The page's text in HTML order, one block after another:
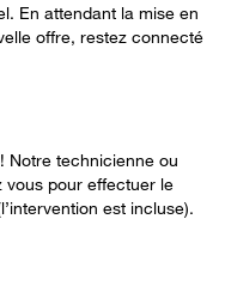
En attendant la mise en
offre, restez connecté
Notre technicienne ou
pour effectuer le
est incluse).